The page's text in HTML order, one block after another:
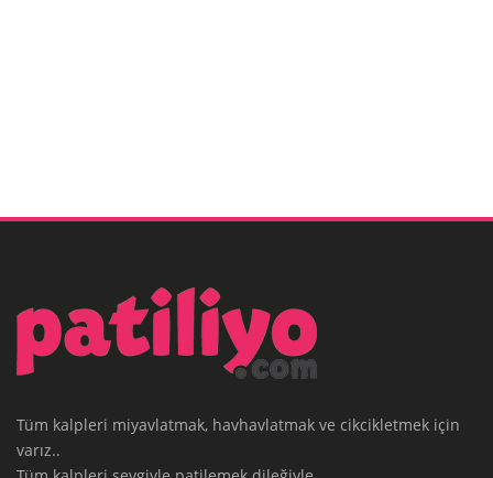
Tüm kalpleri miyavlatmak, havhavlatmak ve cikcikletmek için
varız..